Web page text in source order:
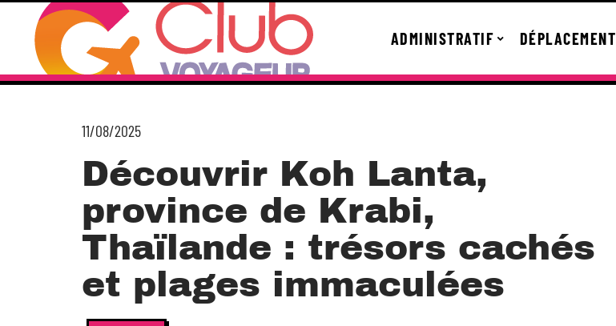
ADMINISTRATIF DÉPLACEMENT
11/08/2025
Découvrir Koh Lanta,
province de Krabi,
Thaïlande : trésors cachés
et plages immaculées